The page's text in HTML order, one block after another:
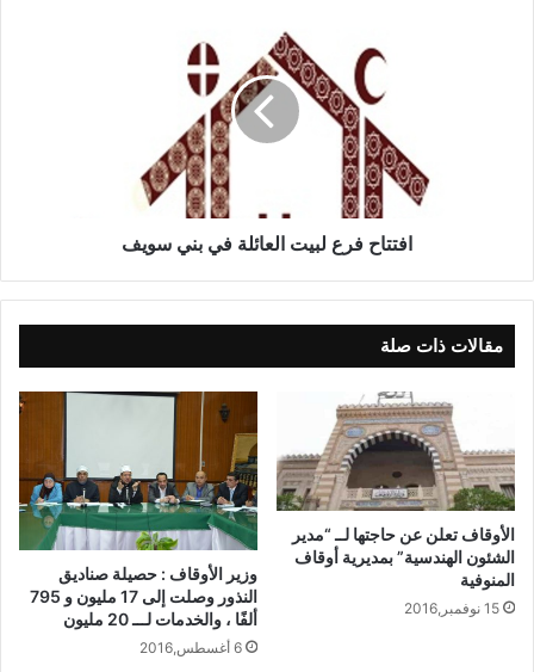
افتتاح فرع لبيت العائلة في بني سويف
مقالات ذات صلة
الأوقاف تعلن عن حاجتها لــ “مدير
الشئون الهندسية” بمديرية أوقاف
المنوفية
15 نوفمبر,2016
وزير الأوقاف : حصيلة صناديق
النذور وصلت إلى 17 مليون و 795
ألفًا ، والخدمات لـــ 20 مليون
6 أغسطس,2016